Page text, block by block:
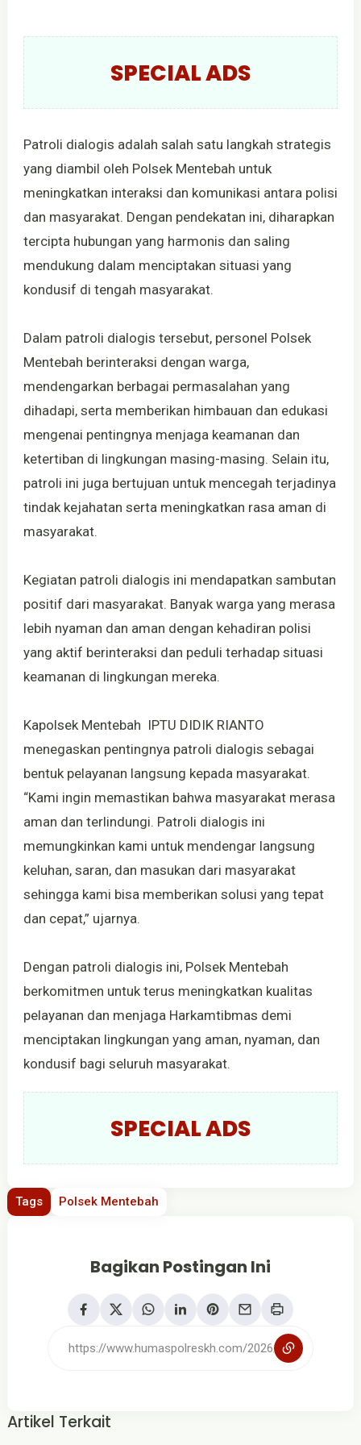
SPECIAL ADS
Patroli dialogis adalah salah satu langkah strategis
yang diambil oleh Polsek Mentebah untuk
meningkatkan interaksi dan komunikasi antara polisi
dan masyarakat. Dengan pendekatan ini, diharapkan
tercipta hubungan yang harmonis dan saling
mendukung dalam menciptakan situasi yang
kondusif di tengah masyarakat.
Dalam patroli dialogis tersebut, personel Polsek
Mentebah berinteraksi dengan warga,
mendengarkan berbagai permasalahan yang
dihadapi, serta memberikan himbauan dan edukasi
mengenai pentingnya menjaga keamanan dan
ketertiban di lingkungan masing-masing. Selain itu,
patroli ini juga bertujuan untuk mencegah terjadinya
tindak kejahatan serta meningkatkan rasa aman di
masyarakat.
Kegiatan patroli dialogis ini mendapatkan sambutan
positif dari masyarakat. Banyak warga yang merasa
lebih nyaman dan aman dengan kehadiran polisi
yang aktif berinteraksi dan peduli terhadap situasi
keamanan di lingkungan mereka.
Kapolsek Mentebah IPTU DIDIK RIANTO
menegaskan pentingnya patroli dialogis sebagai
bentuk pelayanan langsung kepada masyarakat.
“Kami ingin memastikan bahwa masyarakat merasa
aman dan terlindungi. Patroli dialogis ini
memungkinkan kami untuk mendengar langsung
keluhan, saran, dan masukan dari masyarakat
sehingga kami bisa memberikan solusi yang tepat
dan cepat,” ujarnya.
Dengan patroli dialogis ini, Polsek Mentebah
berkomitmen untuk terus meningkatkan kualitas
pelayanan dan menjaga Harkamtibmas demi
menciptakan lingkungan yang aman, nyaman, dan
kondusif bagi seluruh masyarakat.
SPECIAL ADS
Tags Polsek Mentebah
Bagikan Postingan Ini
Artikel Terkait